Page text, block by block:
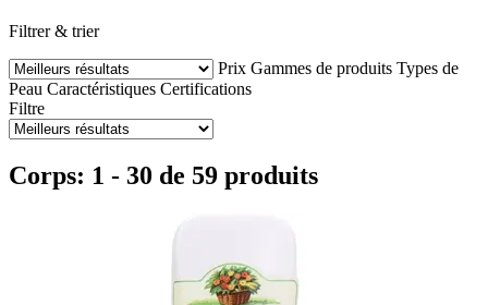
Filtrer & trier
Prix Gammes de produits Types de
Peau Caractéristiques Certifications
Filtre
Corps: 1 - 30 de 59 produits